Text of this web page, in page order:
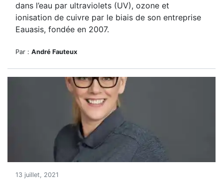
dans l’eau par ultraviolets (UV), ozone et
ionisation de cuivre par le biais de son entreprise
Eauasis, fondée en 2007.
Par : André Fauteux
13 juillet, 2021